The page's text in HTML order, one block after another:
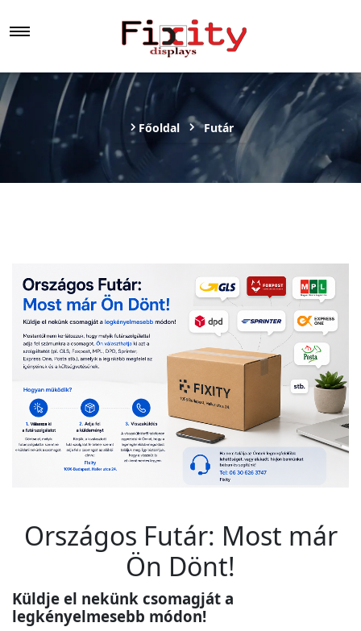
Főoldal Futár
Országos Futár: Most már
Ön Dönt!
Küldje el nekünk csomagját a
legkényelmesebb módon!